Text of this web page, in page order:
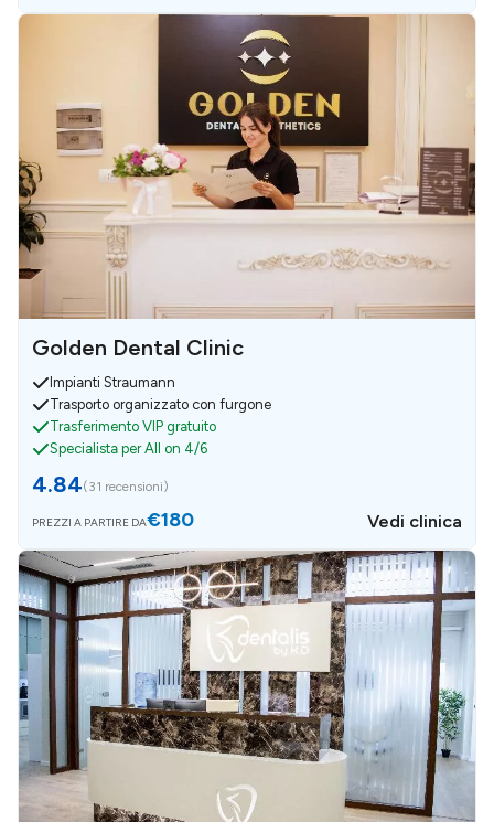
Golden Dental Clinic
Impianti Straumann
Trasporto organizzato con furgone
Trasferimento VIP gratuito
Specialista per All on 4/6
4.84(31 recensioni)
PREZZI A PARTIRE DA€180 Vedi clinica